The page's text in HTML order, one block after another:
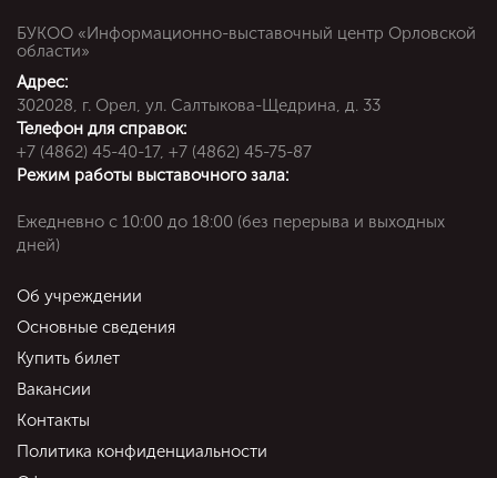
БУКОО «Информационно-выставочный центр Орловской
области»
Адрес:
302028, г. Орел, ул. Салтыкова-Щедрина, д. 33
Телефон для справок:
+7 (4862) 45-40-17, +7 (4862) 45-75-87
Режим работы выставочного зала:
Ежедневно c 10:00 до 18:00 (без перерыва и выходных
дней)
Об учреждении
Основные сведения
Купить билет
Вакансии
Контакты
Политика конфиденциальности